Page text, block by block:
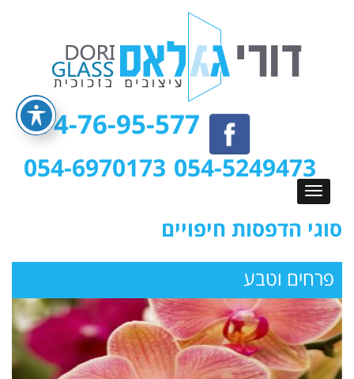
074-76-95-577
054-6970173 054-5249473
סוגי הדפסות חיפויים
פרחים וטבע